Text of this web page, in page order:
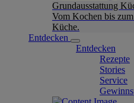
Grundausstattung
Vom Kochen bis
Küche.
Entdecken
Entdecken
Rezepte
Stories
Service